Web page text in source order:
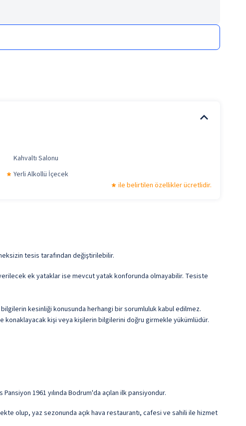
Kahvaltı Salonu
Yerli Alkollü İçecek
ile belirtilen özellikler ücretlidir.
tesis tarafından değiştirilebilir.
verilecek ek yataklar ise mevcut yatak konforunda olmayabilir. Tesiste
kesinliği konusunda herhangi bir sorumluluk kabul edilmez.
kişi veya kişilerin bilgilerini doğru girmekle yükümlüdür.
1961 yılında Bodrum'da açılan ilk pansiyondur.
olup, yaz sezonunda açık hava restaurantı, cafesi ve sahili ile hizmet